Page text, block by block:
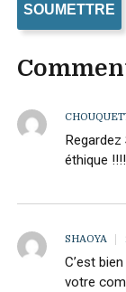
éthique !!!!
C’est
votre
SHAOYA